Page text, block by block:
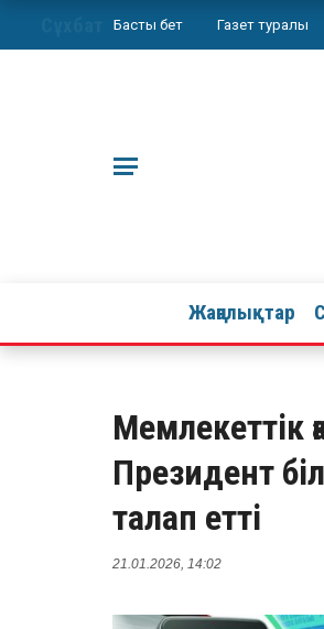
Басты бет Газет туралы
Жаңалықтар
Мемлекеттік
Президент
талап етті
21.01.2026, 14:02